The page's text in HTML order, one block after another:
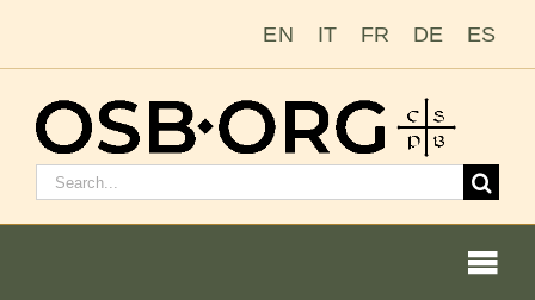
conteúdo
EN IT FR DE ES
Pesquisar